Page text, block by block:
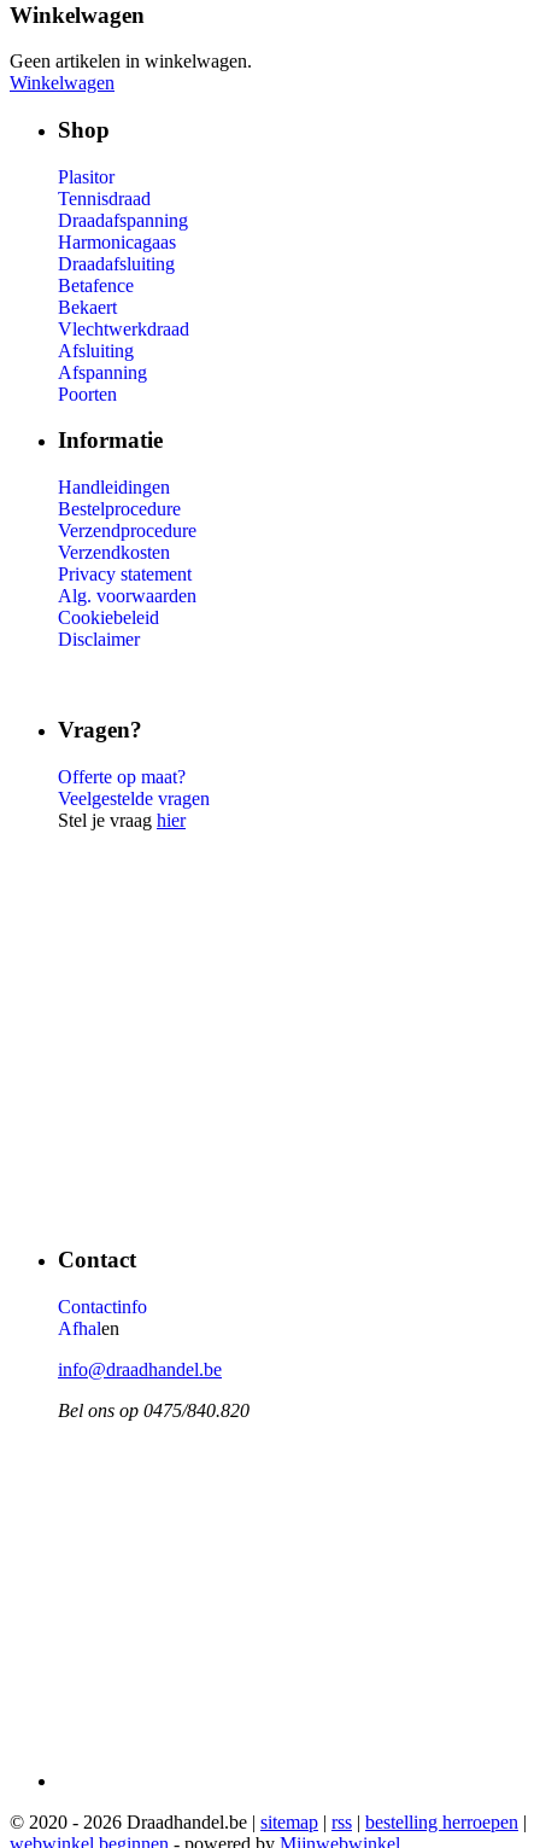
Winkelwagen
Geen artikelen in winkelwagen.
Winkelwagen
Shop
Plasitor
Tennisdraad
Draadafspanning
Harmonicagaas
Draadafsluiting
Betafence
Bekaert
Vlechtwerkdraad
Afsluiting
Afspanning
Poorten
Informatie
Handleidingen
Bestelprocedure
Verzendprocedure
Verzendkosten
Privacy statement
Alg. voorwaarden
Cookiebeleid
Disclaimer
Vragen?
Offerte op maat?
Veelgestelde vragen
Stel je vraag hier
Contact
Contactinfo
Afhalen
info@draadhandel.be
Bel ons op 0475/840.820
© 2020 - 2026 Draadhandel.be | sitemap | rss | bestelling herroepen |
webwinkel beginnen - powered by Mijnwebwinkel